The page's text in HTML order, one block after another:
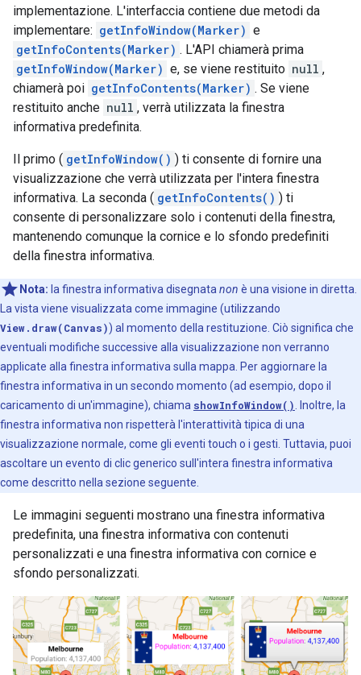
implementazione. L'interfaccia contiene due metodi da
implementare: getInfoWindow(Marker) e
getInfoContents(Marker) . L'API chiamerà prima
getInfoWindow(Marker) e, se viene restituito null ,
chiamerà poi getInfoContents(Marker) . Se viene
restituito anche null , verrà utilizzata la finestra
informativa predefinita.
Il primo ( getInfoWindow() ) ti consente di fornire una
visualizzazione che verrà utilizzata per l'intera finestra
informativa. La seconda ( getInfoContents() ) ti
consente di personalizzare solo i contenuti della finestra,
mantenendo comunque la cornice e lo sfondo predefiniti
della finestra informativa.
Nota: la finestra informativa disegnata non è una visione in diretta.
La vista viene visualizzata come immagine (utilizzando
View.draw(Canvas)) al momento della restituzione. Ciò significa che
eventuali modifiche successive alla visualizzazione non verranno
applicate alla finestra informativa sulla mappa. Per aggiornare la
finestra informativa in un secondo momento (ad esempio, dopo il
caricamento di un'immagine), chiama showInfoWindow()
. Inoltre, la
finestra informativa non rispetterà l'interattività tipica di una
visualizzazione normale, come gli eventi touch o i gesti. Tuttavia, puoi
ascoltare un evento di clic generico sull'intera finestra informativa
come descritto nella sezione seguente.
Le immagini seguenti mostrano una finestra informativa
predefinita, una finestra informativa con contenuti
personalizzati e una finestra informativa con cornice e
sfondo personalizzati.